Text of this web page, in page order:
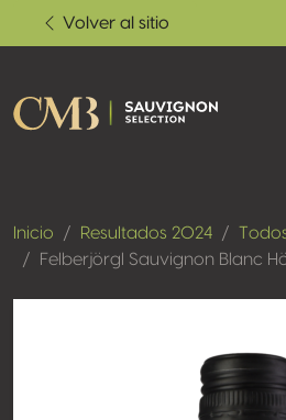
Volver al sitio
Inicio Resultados 2024
Felberjörgl Sauvignon Blanc